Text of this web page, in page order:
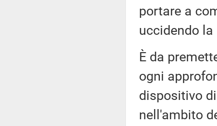
portare a
uccidendo
È da
ogni
dispositivo
nell'ambito